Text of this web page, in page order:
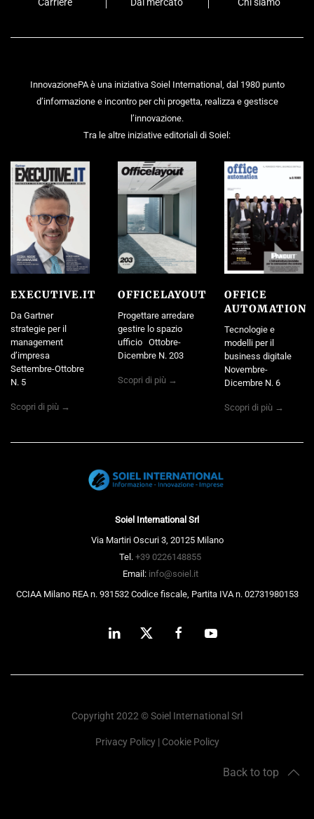
Carriere Dal mercato Chi siamo
InnovazionePA è una iniziativa Soiel International, dal 1980 punto
d’informazione e incontro per chi progetta, realizza e gestisce
l’innovazione.
Tra le altre iniziative editoriali di Soiel:
EXECUTIVE.IT
Da Gartner
strategie per il
management
d’impresa
Settembre-Ottobre
N. 5
Scopri di più →
OFFICELAYOUT
Progettare arredare
gestire lo spazio
ufficio Ottobre-
Dicembre N. 203
Scopri di più →
OFFICE
AUTOMATION
Tecnologie e
modelli per il
business digitale
Novembre-
Dicembre N. 6
Scopri di più →
Soiel International Srl
Via Martiri Oscuri 3, 20125 Milano
Tel. +39 0226148855
Email: info@soiel.it
CCIAA Milano REA n. 931532 Codice fiscale, Partita IVA n. 02731980153
Copyright 2022 © Soiel International Srl
Privacy Policy| Cookie Policy
Back to top